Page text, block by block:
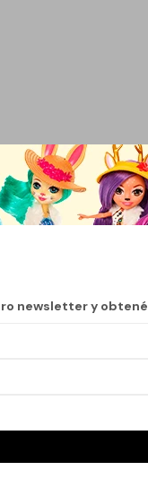
newsletter y
destaca por su
Incorpora encendido
a su puerto USB,
y espacios de trabajo.
eficiente y con
y actual.